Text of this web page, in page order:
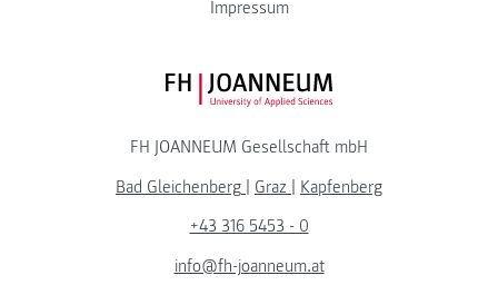
Impressum
FH JOANNEUM Logo
FH JOANNEUM Gesellschaft mbH
Bad Gleichenberg | Graz | Kapfenberg
+43 316 5453 - 0
info@fh-joanneum.at